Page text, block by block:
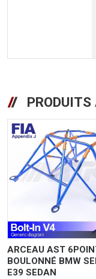
PRODUITS
ARCEAU AST
BOULONNÉ BMW
E39 SEDAN